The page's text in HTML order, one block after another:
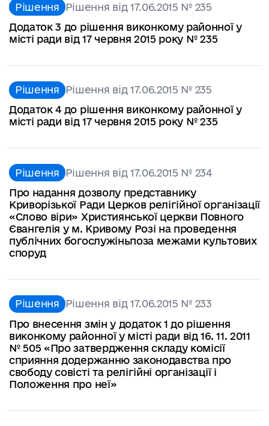
Рішення Рішення від 17.06.2015 № 235
Додаток 3 до рішення виконкому районної у
місті ради від 17 червня 2015 року № 235
Рішення Рішення від 17.06.2015 № 235
Додаток 4 до рішення виконкому районної у
місті ради від 17 червня 2015 року № 235
Рішення Рішення від 17.06.2015 № 234
Про надання дозволу представнику
Криворізької Ради Церков релігійної організації
«Слово віри» Християнської церкви Повного
Євангелія у м. Кривому Розі на проведення
публічних богослужіньпоза межами культових
споруд
Рішення Рішення від 17.06.2015 № 233
Про внесення змін у додаток 1 до рішення
виконкому районної у місті ради від 16. 11. 2011
№ 505 «Про затвердження складу комісії
сприяння додержанню законодавства про
свободу совісті та релігійні організації і
Положення про неї»